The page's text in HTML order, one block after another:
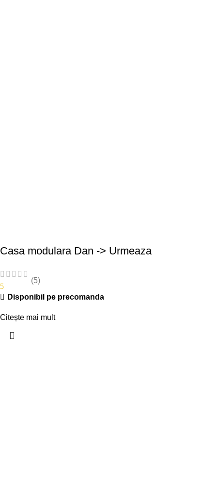
Casa modulara Dan -> Urmeaza
5
(5)
Disponibil pe precomanda
Citește mai mult